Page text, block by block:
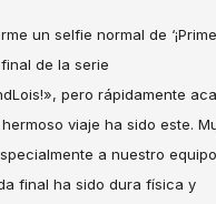
un selfie normal de
de la serie
pero rápidamente
viaje ha sido este.
a nuestro
final ha sido dura física y